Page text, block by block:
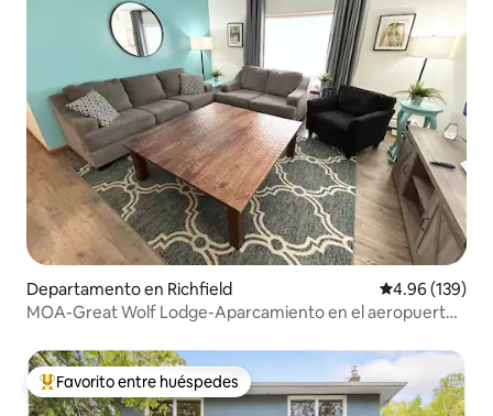
Departamento en Richfield Calificación
4.96 (139)
MOA-Great Wolf Lodge-Aparcamiento en el aeropuerto-
De los mejores en Favorito entre huéspedes
Favorito entre huéspedes